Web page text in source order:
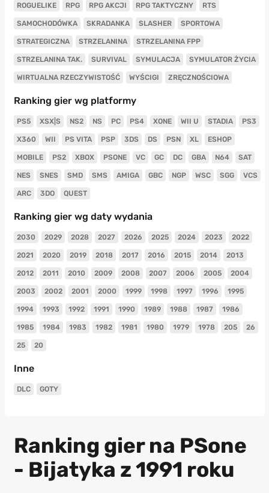
ROGUELIKE RPG RPG AKCJI RPG TAKTYCZNY RTS
SAMOCHODÓWKA SKRADANKA SLASHER SPORTOWA
STRATEGICZNA STRZELANINA STRZELANINA FPP
STRZELANINA TAK. SURVIVAL SYMULACJA SYMULATOR ŻYCIA
WIRTUALNA RZECZYWISTOŚĆ WYŚCIGI ZRĘCZNOŚCIOWA
Ranking gier wg platformy
PS5 XSX|S NS2 NS PC PS4 XONE WII U STADIA PS3
X360 WII PS VITA PSP 3DS DS PSN XL ESHOP
MOBILE PS2 XBOX PSONE VC GC DC GBA N64 SAT
NES SNES SMD SMS AMIGA GBC NGP WSC SGG VCS
ARC 3DO QUEST
Ranking gier wg daty wydania
2030 2029 2028 2027 2026 2025 2024 2023 2022
2021 2020 2019 2018 2017 2016 2015 2014 2013
2012 2011 2010 2009 2008 2007 2006 2005 2004
2003 2002 2001 2000 1999 1998 1997 1996 1995
1994 1993 1992 1991 1990 1989 1988 1987 1986
1985 1984 1983 1982 1981 1980 1979 1978 205 26
25 20
Inne
DLC GOTY
Ranking gier na PSone
- Bijatyka z 1991 roku